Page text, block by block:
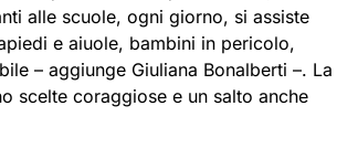
alle scuole, ogni giorno, si assiste
e aiuole, bambini in pericolo,
– aggiunge Giuliana Bonalberti –. La
scelte coraggiose e un salto anche